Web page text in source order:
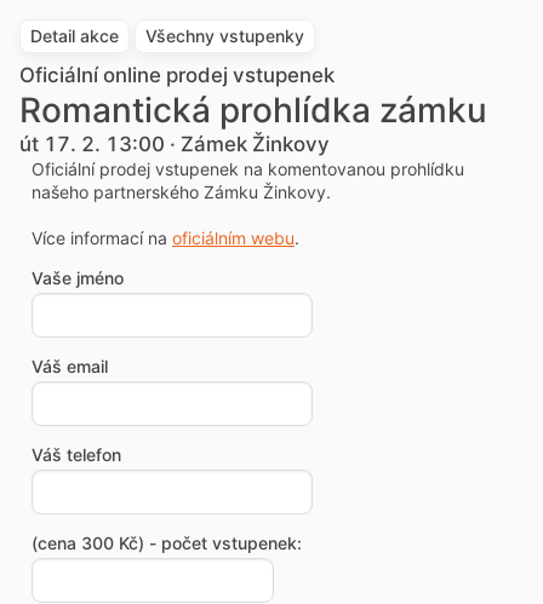
Detail akce Všechny vstupenky
Oficiální online prodej vstupenek
Romantická prohlídka zámku
út 17. 2. 13:00 · Zámek Žinkovy
Oficiální prodej vstupenek na komentovanou prohlídku
našeho partnerského Zámku Žinkovy.
Více informací na oficiálním webu.
Vaše jméno
Váš email
Váš telefon
(cena 300 Kč) - počet vstupenek: